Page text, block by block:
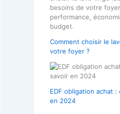
Comment choisir le
votre foyer ?
EDF obligation achat :
en 2024